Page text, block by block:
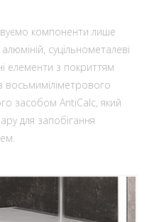
компоненти лише
суцільнометалеві
елементи з покриттям
восьмиміліметрового
засобом AntiCalc, який
для запобігання